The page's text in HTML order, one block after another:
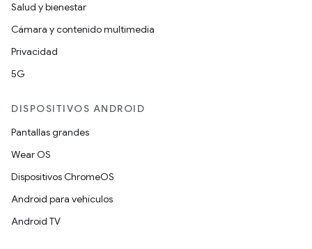
Salud y bienestar
Cámara y contenido multimedia
Privacidad
5G
DISPOSITIVOS ANDROID
Pantallas grandes
Wear OS
Dispositivos ChromeOS
Android para vehículos
Android TV